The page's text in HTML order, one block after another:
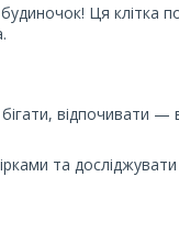
Ця клітка
відпочивати —
та